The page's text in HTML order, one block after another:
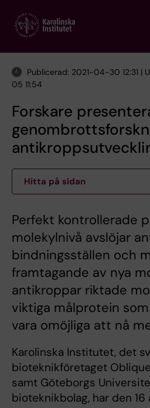
main
Publicerad: 2021-04-30 12:31 |
05 11:54
Forskare
Hitta på sidan
Perfekt kontrollerade
molekylnivå avslöjar
bindningsställen och
framtagande av nya
antikroppar riktade
viktiga målprotein
vara omöjliga att nå
Karolinska Institutet, det
bioteknikföretaget
samt Göteborgs
bioteknikbolag, har den 16